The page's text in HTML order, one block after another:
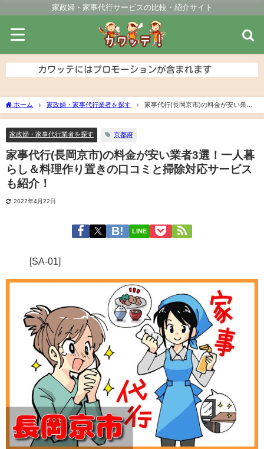
家政婦・家事代行サービスの比較・紹介サイト
ホーム 家政婦・家事代行業者を探す
家事代行(長岡京市)の料金が安い業者3
選！一人暮らし＆料理作り置きの口コミと掃除対応サービスも紹介！
家政婦・家事代行業者を探す 京都府
家事代行(長岡京市)の料金が安い業者3選！一人暮
らし＆料理作り置きの口コミと掃除対応サービス
も紹介！
2022年4月22日
LINE
[SA-01]